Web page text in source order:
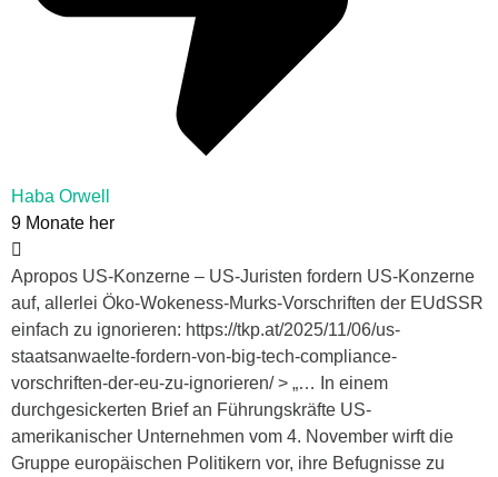
Haba Orwell
9 Monate her
Apropos US-Konzerne – US-Juristen fordern US-Konzerne
auf, allerlei Öko-Wokeness-Murks-Vorschriften der EUdSSR
einfach zu ignorieren: https://tkp.at/2025/11/06/us-
staatsanwaelte-fordern-von-big-tech-compliance-
vorschriften-der-eu-zu-ignorieren/ > „… In einem
durchgesickerten Brief an Führungskräfte US-
amerikanischer Unternehmen vom 4. November wirft die
Gruppe europäischen Politikern vor, ihre Befugnisse zu